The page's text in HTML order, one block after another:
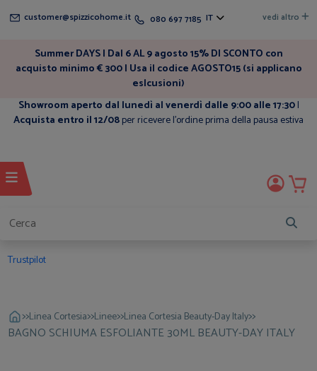
customer@spizzicohome.it 080 697 7185 IT vedi altro
Summer DAYS | Dal 6 AL 9 agosto 15% DI SCONTO con
acquisto minimo € 300 | Usa il codice AGOSTO15 (si applicano
eslcusioni)
Showroom aperto dal lunedì al venerdì dalle 9:00 alle 17:30|
Acquista entro il 12/08per ricevere l'ordine prima della pausa estiva
Trustpilot
>>Linea Cortesia>>Linee>>Linea Cortesia Beauty-Day Italy>>
BAGNO SCHIUMA ESFOLIANTE 30ML BEAUTY-DAY ITALY